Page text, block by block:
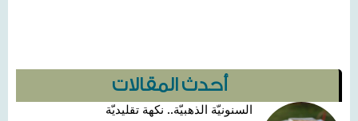
أحدث المقالات
السنونيّة الذهبيّة.. نكهة تقليديّة